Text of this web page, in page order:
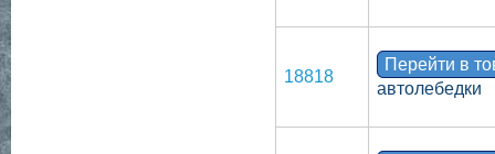
18818
Перейти в
автолебедки